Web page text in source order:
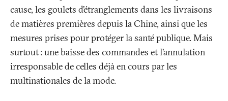
cause, les goulets d’étranglements dans les livraisons
de matières premières depuis la Chine, ainsi que les
mesures prises pour protéger la santé publique. Mais
surtout: une baisse des commandes et l’annulation
irresponsable de celles déjà en cours par les
multinationales de la mode.